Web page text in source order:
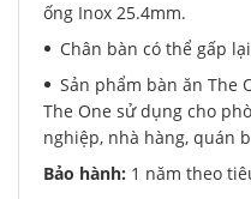
ống Inox 25.4mm.
Chân bàn có thể gấp
Sản phẩm bàn ăn The
The One sử dụng cho
nghiệp, nhà hàng, quán
Bảo hành: 1 năm theo